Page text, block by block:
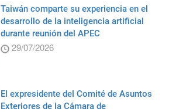
Taiwán comparte su experiencia en el
desarrollo de la inteligencia artificial
durante reunión del APEC
29/07/2026
El expresidente del Comité de Asuntos
Exteriores de la Cámara de